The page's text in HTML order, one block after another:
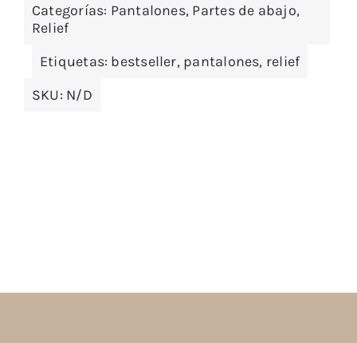
Categorías: Pantalones, Partes de abajo,
Relief
Etiquetas: bestseller, pantalones, relief
SKU: N/D